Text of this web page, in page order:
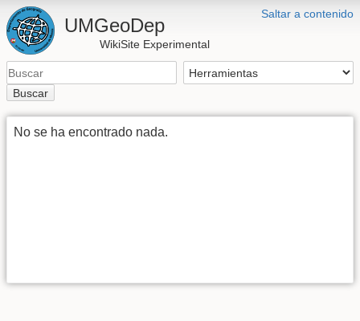
Saltar a contenido
UMGeoDep
WikiSite Experimental
Buscar
No se ha encontrado nada.